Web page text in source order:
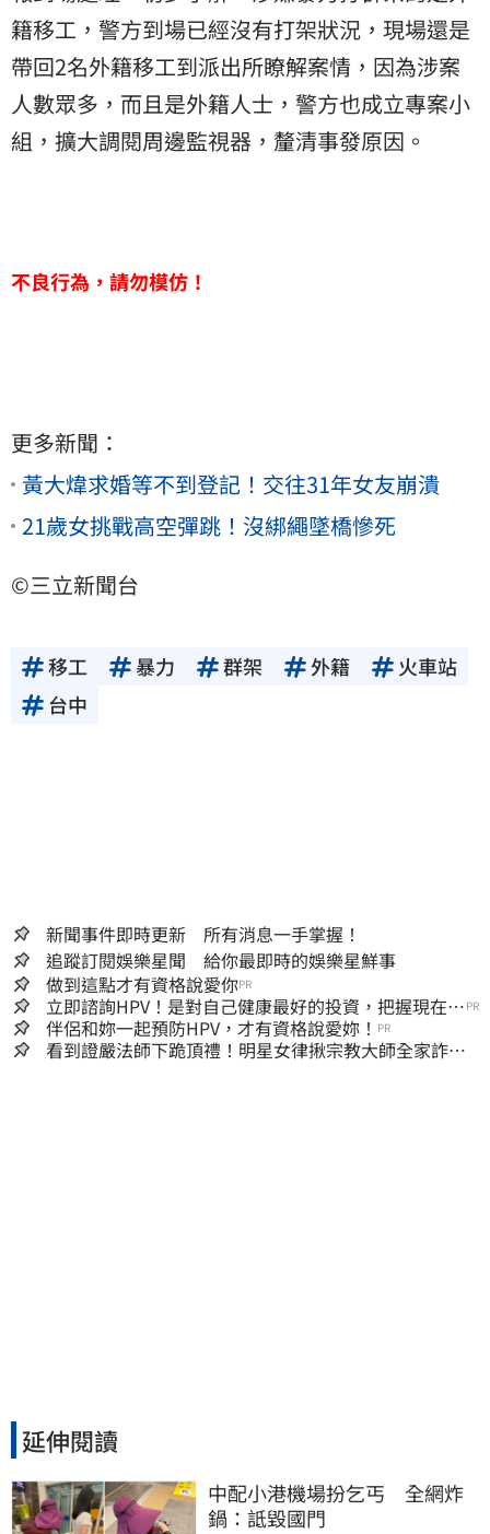
籍移工，警方到場已經沒有打架狀況，現場還是
帶回2名外籍移工到派出所瞭解案情，因為涉案
人數眾多，而且是外籍人士，警方也成立專案小
組，擴大調閱周邊監視器，釐清事發原因。
不良行為，請勿模仿！
更多新聞：
黃大煒求婚等不到登記！交往31年女友崩潰
21歲女挑戰高空彈跳！沒綁繩墜橋慘死
©三立新聞台
移工 暴力 群架 外籍
火車站
台中
新聞事件即時更新 所有消息一手掌握！
追蹤訂閱娛樂星聞 給你最即時的娛樂星鮮事
做到這點才有資格說愛你PR
立即諮詢HPV！是對自己健康最好的投資，把握現在不
嫌晚！
PR
伴侶和妳一起預防HPV，才有資格說愛妳！ PR
看到證嚴法師下跪頂禮！明星女律揪宗教大師全家詐慈
延伸閱讀
中配小港機場扮乞丐　全網炸
鍋：詆毀國門